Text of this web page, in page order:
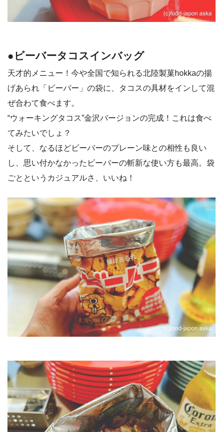
●ビーバータコスインバッグ
天才的メニュー！今や全国で知られる北陸製菓hokkaの揚
げあられ「ビーバー」の袋に、タコスの具材をインして混
ぜ合わて食べます。
“ウォーキングタコス”金沢バージョンの完成！これは食べ
てみたいでしょ？
そして、なるほどビーバーのプレーン味との相性も良い
し、思い付かなかったビーバーの斬新な使い方も最高。袋
ごとというカジュアルさ、いいね！